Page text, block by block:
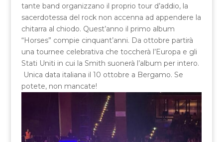
tante band organizzano il proprio tour d’addio, la
sacerdotessa del rock non accenna ad appendere la
chitarra al chiodo. Quest’anno il primo album
“Horses” compie cinquant’anni. Da ottobre partirà
una tournee celebrativa che toccherà l’Europa e gli
Stati Uniti in cui la Smith suonerà l’album per intero.
Unica data italiana il 10 ottobre a Bergamo. Se
potete, non mancate!